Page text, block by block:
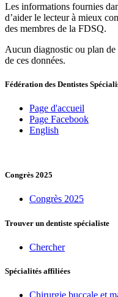
Les informations fournies
d’aider le lecteur à mieux
des membres de la FDSQ.
Aucun diagnostic ou plan
de ces données.
Fédération des Dentistes
Page d'accueil
Page Facebook
English
Congrès 2025
Congrès 2025
Trouver un dentiste spécialiste
Chercher
Spécialités affiliées
Chirurgie buccale et